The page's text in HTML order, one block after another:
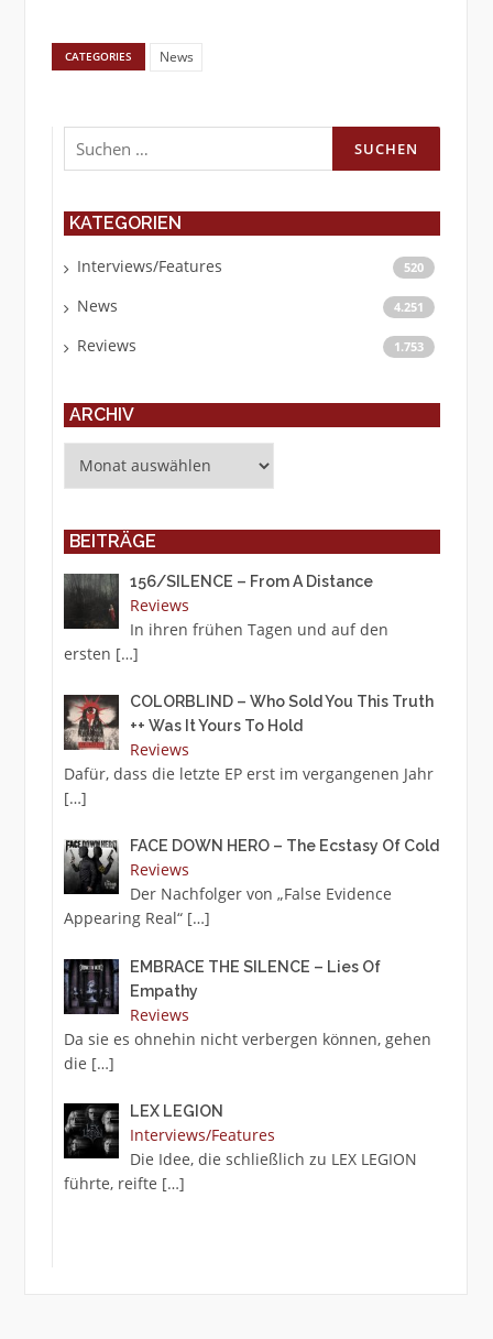
CATEGORIES News
Suchen
nach:
KATEGORIEN
Interviews/Features 520
News 4.251
Reviews 1.753
ARCHIV
BEITRÄGE
156/SILENCE – From A Distance
Reviews
In ihren frühen Tagen und auf den
ersten […]
COLORBLIND – Who Sold You This Truth
++ Was It Yours To Hold
Reviews
Dafür, dass die letzte EP erst im vergangenen Jahr
[…]
FACE DOWN HERO – The Ecstasy Of Cold
Reviews
Der Nachfolger von „False Evidence
Appearing Real“ […]
EMBRACE THE SILENCE – Lies Of
Empathy
Reviews
Da sie es ohnehin nicht verbergen können, gehen
die […]
LEX LEGION
Interviews/Features
Die Idee, die schließlich zu LEX LEGION
führte, reifte […]